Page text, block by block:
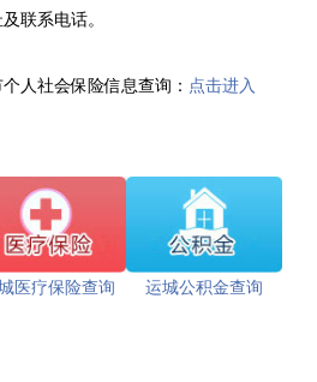
联系电话。
人社会保险信息查询： 点击进入
医疗保险查询 运城公积金查询